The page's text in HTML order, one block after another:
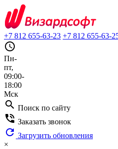
+7 812 655-63-23 +7 812 655-63-
query_builder
Пн-
пт,
09:00-
18:00
Мск
search Поиск по сайту
phone_in_talk Заказать звонок
refresh Загрузить обновления
×